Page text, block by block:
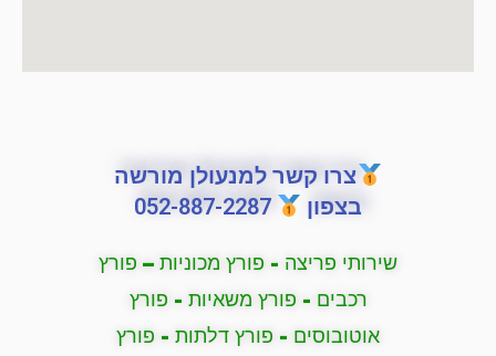
צרו קשר למנעולן מורשה
בצפון
052-887-2287
שירותי פריצה - פורץ מכוניות – פורץ
רכבים - פורץ משאיות - פורץ
אוטובוסים - פורץ דלתות - פורץ